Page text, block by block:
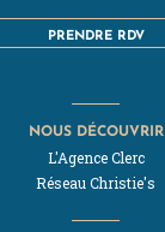
PRENDRE RDV
NOUS DÉCOUVRIR
L'Agence Clerc
Réseau Christie's